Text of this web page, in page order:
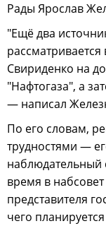
Рады Ярослав
"Ещё два
Свириденко на
"Нафтогаза", а
— написал
По его словам,
трудностями —
время в
представителя
чего